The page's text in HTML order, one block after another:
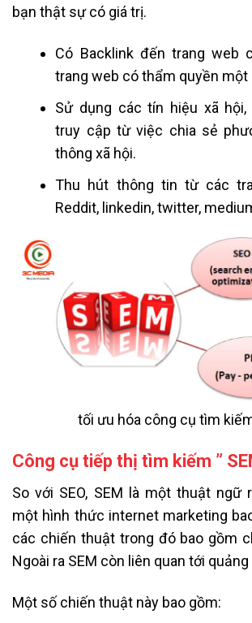
bạn thật sự có giá trị.
Có Backlink đến trang web
trang web có thẩm quyền một
Sử dụng các tín hiệu xã
truy cập từ việc chia sẻ
thông xã hội.
Thu hút thông tin từ các
Reddit, linkedin, twitter,
tối ưu hóa công cụ tìm
Công cụ tiếp thị tìm kiếm ”
So với SEO, SEM là một thuật ngữ
một hình thức internet marketing
các chiến thuật trong đó bao gồm
Ngoài ra SEM còn liên quan tới
Một số chiến thuật này bao gồm: